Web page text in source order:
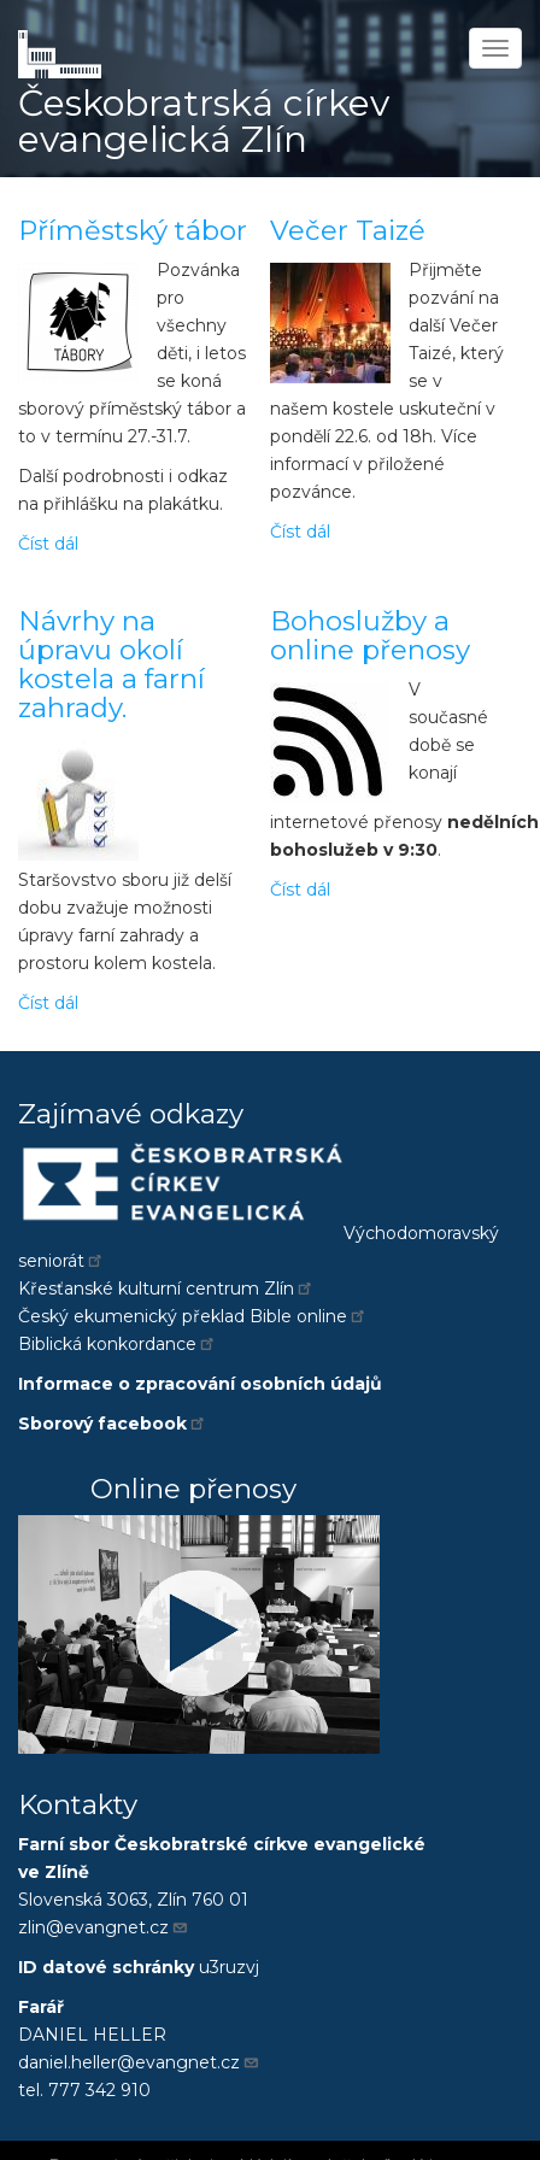
Přejít
hlavnímu
obsahu
Českobratrská církev
evangelická Zlín
Příměstský tábor
Pozvánka
pro
všechny
děti, i letos
se koná
sborový příměstský tábor a
to v termínu 27.-31.7.
Další podrobnosti i odkaz
na přihlášku na plakátku.
Číst dál
Večer Taizé
Přijměte
pozvání na
další Večer
Taizé, který
se v
našem kostele uskuteční v
pondělí 22.6. od 18h. Více
informací v přiložené
pozvánce.
Číst dál
Návrhy na
úpravu okolí
kostela a farní
zahrady.
Staršovstvo sboru již delší
dobu zvažuje možnosti
úpravy farní zahrady a
prostoru kolem kostela.
Číst dál
na
okolí
kostela
a
farní
zahrady.
Bohoslužby a
online přenosy
V
současné
době se
konají
internetové přenosy nedělních
bohoslužeb v 9:30.
Číst dál
Zajímavé odkazy
Východomoravský
seniorát
Křesťanské kulturní centrum Zlín
Český ekumenický překlad Bible online
Biblická konkordance
Informace o zpracování osobních údajů
Sborový facebook
Online přenosy
Kontakty
Farní sbor Českobratrské církve evangelické
ve Zlíně
Slovenská 3063, Zlín 760 01
zlin@evangnet.cz
ID datové schránkyu3ruzvj
Farář
DANIEL HELLER
daniel.heller@evangnet.cz
tel. 777 342 910